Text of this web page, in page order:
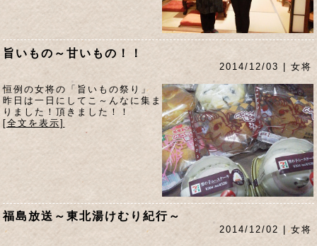
旨いもの～甘いもの！！
2014/12/03 | 女将
恒例の女将の「旨いもの祭り」
昨日は一日にしてこ～んなに集ま
りました！頂きました！！
[全文を表示]
福島放送～東北湯けむり紀行～
2014/12/02 | 女将